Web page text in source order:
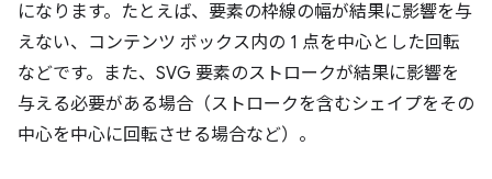
になります。たとえば、要素の枠線の幅が結果に影響を与
えない、コンテンツ ボックス内の 1 点を中心とした回転
などです。また、SVG 要素のストロークが結果に影響を
与える必要がある場合（ストロークを含むシェイプをその
中心を中心に回転させる場合など）。